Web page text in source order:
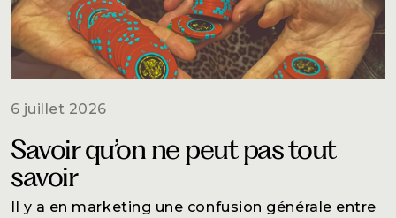
6 juillet 2026
Savoir qu’on ne peut pas tout
savoir
Il y a en marketing une confusion générale entre